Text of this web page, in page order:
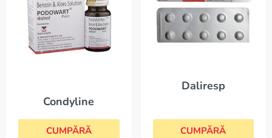
Condyline
CUMPĂRĂ
Daliresp
CUMPĂRĂ